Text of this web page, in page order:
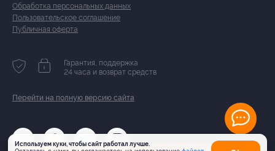
Используем куки, чтобы сайт работал лучше.
Обработка персональных данных
Пользовательское соглашение
Публичная оферта
Гарантия, поддержка
24 часа и возврат средств
Перейти на полную версию сайта